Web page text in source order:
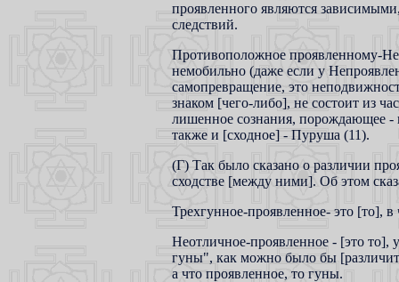
проявленного являются
следствий.
Противоположное проявленному-
немобильно (даже если у
самопревращение, это
знаком [чего-либо], не состоит из
лишенное сознания, порождающее -
также и [сходное] - Пуруша (11).
(Г) Так было сказано о различии
сходстве [между ними]. Об этом
Трехгунное-проявленное- это [то],
Неотличное-проявленное - [это то],
гуны", как можно было бы
а что проявленное, то гуны.